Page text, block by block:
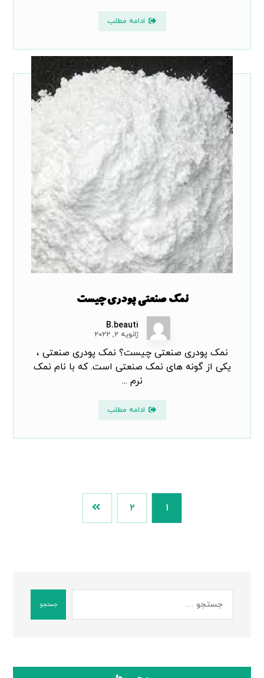
ادامه مطلب
نمک صنعتی پودری چیست
B.beauti
ژانویه ۲, ۲۰۲۲
نمک پودری صنعتی چیست؟ نمک پودری صنعتی ،
یکی از گونه های نمک صنعتی است. که با نام نمک
نرم ...
ادامه مطلب
۱ ۲
جستجو